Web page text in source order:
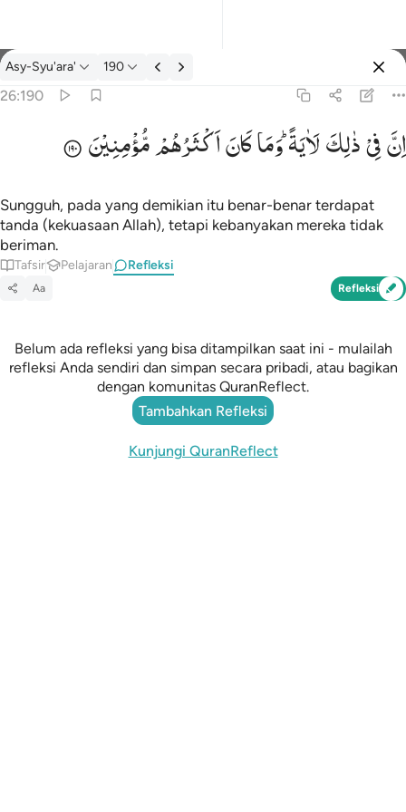
Refleksi: Asy-Syu'ara' 26:190
Asy-Syu'ara' 190
26:190
ان في ذالك لاية وما كان اكثرهم مومنين ١٩٠
إِنَّ فِى ذَٰلِكَ لَـَٔايَةًۭ ۖ وَمَا كَانَ أَكْثَرُهُم مُّؤْمِنِينَ ١٩٠
اِنَّفِیْذٰلِكَلَاٰیَةً ؕوَمَاكَانَاَكْثَرُهُمْمُّؤْمِنِیْنَ
Sungguh, pada yang demikian itu benar-benar terdapat
tanda (kekuasaan Allah), tetapi kebanyakan mereka tidak
beriman.
Tafsir Pelajaran Refleksi
Aa Refleksi
Belum ada refleksi yang bisa ditampilkan saat ini - mulailah
refleksi Anda sendiri dan simpan secara pribadi, atau bagikan
dengan komunitas QuranReflect.
Tambahkan Refleksi
Kunjungi QuranReflect